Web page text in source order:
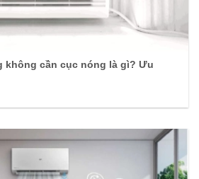
không cần cục nóng là gì? Ưu